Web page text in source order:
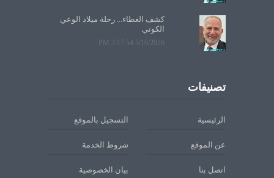
كشف الغطاء... رحلة ميلاد الوعي
الكوني
5/10/2026 3:17:54 PM
تصنيفات
الرئيسية التسجيل بالموقع
عن الموقع شروط الخدمة
اتصل بنا بيان الخصوصية